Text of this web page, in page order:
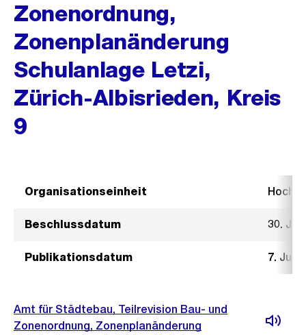
Zonenordnung,
Zonenplanänderung
Schulanlage Letzi,
Zürich-Albisrieden, Kreis
9
Organisationseinheit
Beschlussdatum 30.
Publikationsdatum 7. Juli
Amt für Städtebau, Teilrevision Bau- und
Zonenordnung, Zonenplanänderung